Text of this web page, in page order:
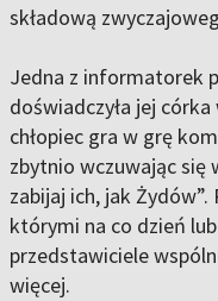
składową
Jedna z informatorek
doświadczyła jej
chłopiec gra w grę
zbytnio wczuwając się
zabijaj ich, jak
którymi na co dzień
przedstawiciele
więcej.